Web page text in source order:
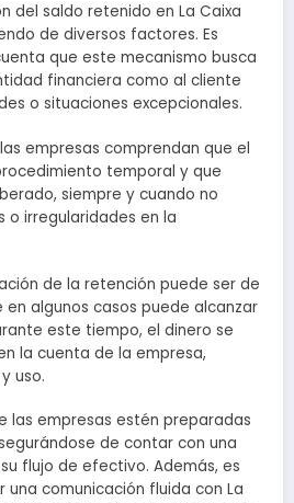
del saldo retenido en La Caixa
de diversos factores. Es
que este mecanismo busca
financiera como al cliente
o situaciones excepcionales.
empresas comprendan que el
temporal y que
siempre y cuando no
o irregularidades en la
de la retención puede ser de
en algunos casos puede alcanzar
este tiempo, el dinero se
la cuenta de la empresa,
uso.
las empresas estén preparadas
de contar con una
flujo de efectivo. Además, es
comunicación fluida con La